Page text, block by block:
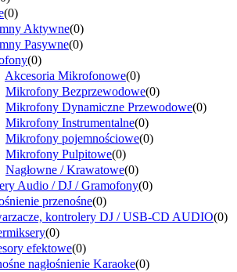
(0)
Aktywne(0)
Pasywne(0)
(0)
Akcesoria Mikrofonowe(0)
Mikrofony Bezprzewodowe(0)
Mikrofony Dynamiczne Przewodowe(0)
Mikrofony Instrumentalne(0)
Mikrofony pojemnościowe(0)
Mikrofony Pulpitowe(0)
Nagłowne / Krawatowe(0)
Audio / DJ / Gramofony(0)
przenośne(0)
kontrolery DJ / USB-CD AUDIO(0)
(0)
efektowe(0)
nagłośnienie Karaoke(0)